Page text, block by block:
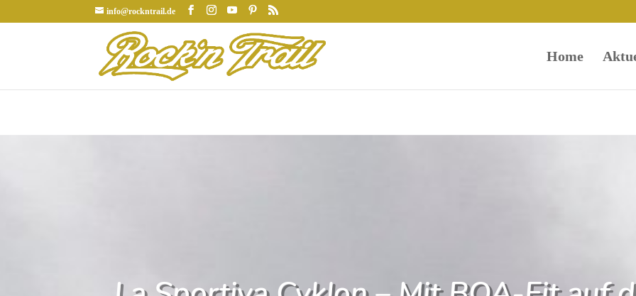
info@rockntrail.de
Home